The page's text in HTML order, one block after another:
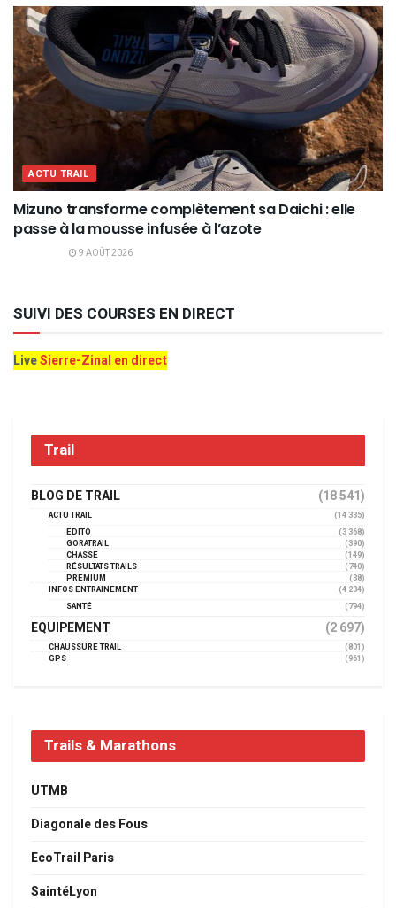
ACTU TRAIL
Mizuno transforme complètement sa Daichi : elle
passe à la mousse infusée à l’azote
9 AOÛT 2026
SUIVI DES COURSES EN DIRECT
LiveSierre-Zinal en direct
Trail
BLOG DE TRAIL (18 541)
ACTU TRAIL
(14 335)
EDITO
(3 368)
GORATRAIL
(390)
CHASSE
(149)
RÉSULTATS TRAILS
(740)
PREMIUM
(38)
INFOS ENTRAINEMENT
(4 234)
SANTÉ
(794)
EQUIPEMENT (2 697)
CHAUSSURE TRAIL
(801)
GPS
(961)
Trails & Marathons
UTMB
Diagonale des Fous
EcoTrail Paris
SaintéLyon